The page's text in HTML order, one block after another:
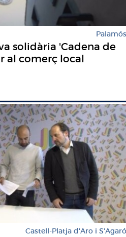
Palamós
solidària 'Cadena de
al comerç local
Castell-Platja d'Aro i S'Agaró